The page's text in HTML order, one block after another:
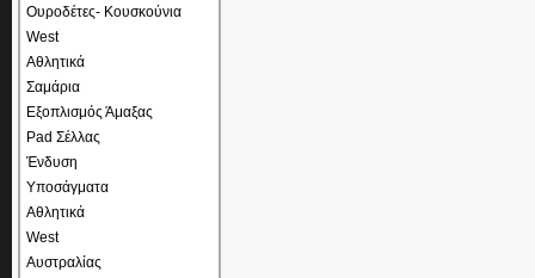
Ουροδέτες- Κουσκούνια
West
Αθλητικά
Σαμάρια
Εξοπλισμός Άμαξας
Pad Σέλλας
Ένδυση
Υποσάγματα
Αθλητικά
West
Αυστραλίας